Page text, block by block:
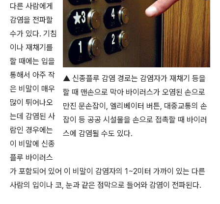
▲ 신종플루 감염 경로는 감염자가 재채기 등을
할 때 맨손으로 막아 바이러스가 오염된 손으로
만진 문손잡이, 엘리베이터 버튼, 대중교통의 손
잡이 등 공공 시설물을 손으로 접촉할 때 바이러
스에 감염될 수도 있다.
다른 사람에게
감염을 전파할
수가 있다. 기침
이나 재채기를
할 때에는 입을
통해서 아주 작
은 비말이 매우
많이 튀어나오
는데 감염된 사
람인 경우에는
이 비말에 신종
플루 바이러스
가 포함되어 있어 이 비말이 감염자의 1~2미터 가까이 있는 다른
사람의 입이나 코, 눈과 같은 점막으로 들어와 감염이 전파된다.